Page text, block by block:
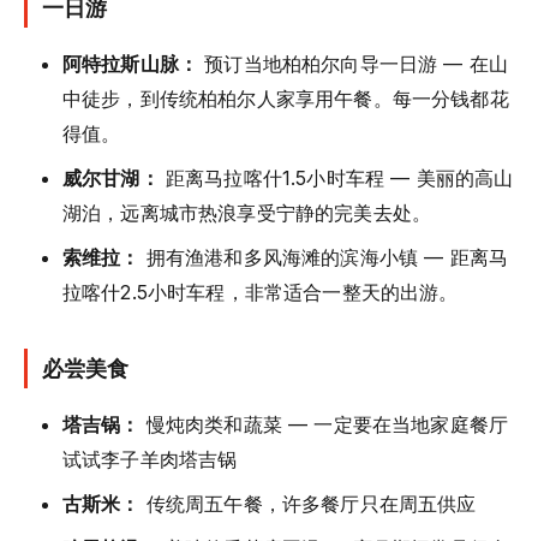
一日游
阿特拉斯山脉： 预订当地柏柏尔向导一日游 — 在山
中徒步，到传统柏柏尔人家享用午餐。每一分钱都花
得值。
威尔甘湖： 距离马拉喀什1.5小时车程 — 美丽的高山
湖泊，远离城市热浪享受宁静的完美去处。
索维拉： 拥有渔港和多风海滩的滨海小镇 — 距离马
拉喀什2.5小时车程，非常适合一整天的出游。
必尝美食
塔吉锅： 慢炖肉类和蔬菜 — 一定要在当地家庭餐厅
试试李子羊肉塔吉锅
古斯米： 传统周五午餐，许多餐厅只在周五供应